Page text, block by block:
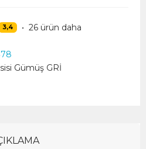
3,4 • 26 ürün daha
Gümüş GRİ